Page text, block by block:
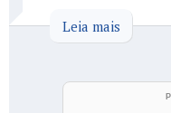
Leia mais